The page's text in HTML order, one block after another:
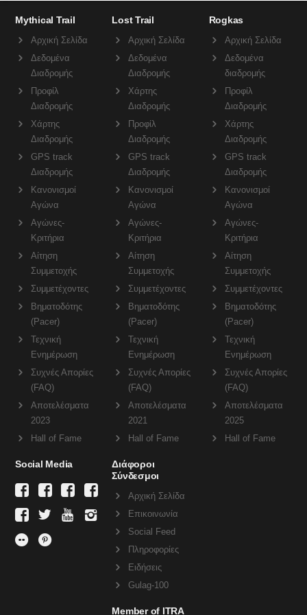
Mythical Trail
Αρχική Σελίδα
Δεδομένα
Διαδρομής
Προφίλ
Διαδρομής
Χάρτης
Διαδρομής
GPS track
Διαδρομής
Κανονισμοί
Αγώνα
Αγώνες-
Κριτήρια
Αίτηση
Συμμετοχής
Συμμετέχοντες
Βηματοδότης
(Pacer)
Τεχνική
Ενημέρωση
Συχνές Απορίες
(FAQ)
Αποτελέσματα
2023
Hall of Fame
Lost Trail
Αρχική Σελίδα
Δεδομένα
Διαδρομής
Χάρτης
Διαδρομής
Προφίλ
Διαδρομής
GPS track
Διαδρομής
Κανονισμοί
Αγώνα
Αγώνες-
Κριτήρια
Αίτηση
Συμμετοχής
Συμμετέχοντες
Βηματοδότης
(Pacer)
Τεχνική
Ενημέρωση
Συχνές Απορίες
(FAQ)
Αποτελέσματα
2021
Hall of Fame
Rogkas
Αρχική Σελίδα
Δεδομένα
διαδρομής
Προφίλ
Διαδρομής
Χάρτης
Διαδρομής
GPS track
Διαδρομής
Κανονισμοί
Αγώνα
Αγώνες-
Κριτήρια
Αίτηση
Συμμετοχής
Συμμετέχοντες
Βηματοδότης
(Pacer)
Τεχνική
Ενημέρωση
Συχνές Απορίες
(FAQ)
Αποτελέσματα
2025
Hall of Fame
Social Media
Διάφοροι
Σύνδεσμοι
Αρχική Σελίδα
Επικοινωνία
Social Feed
Πληροφορίες
Ειδήσεις
Gulag-100
Member of ITRA